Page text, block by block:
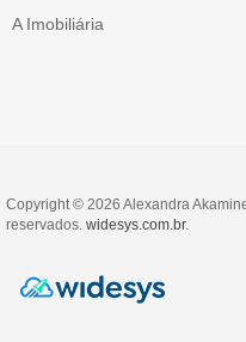
A Imobiliária
Copyright © 2026 Alexandra
reservados. widesys.com.br.